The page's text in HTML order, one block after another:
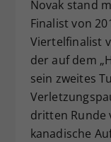
Novak stand
Finalist von
Viertelfinalist
der auf dem
sein zweites
dritten Runde
kanadische